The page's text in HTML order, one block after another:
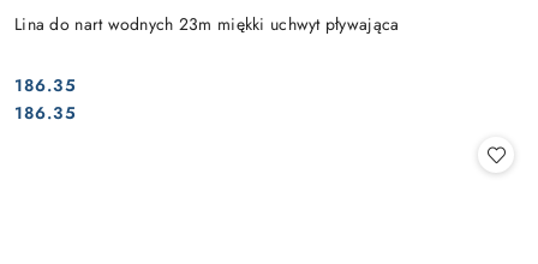
Lina do nart wodnych 23m miękki uchwyt pływająca
Cena:
186.35
Cena:
186.35